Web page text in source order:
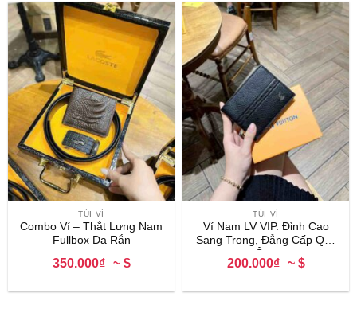
TÚI VÍ
Combo Ví – Thắt Lưng Nam
Fullbox Da Rắn
350.000₫ ~ $
TÚI VÍ
Ví Nam LV VIP. Đỉnh Cao
Sang Trọng, Đẳng Cấp Quý
Ông
200.000₫ ~ $